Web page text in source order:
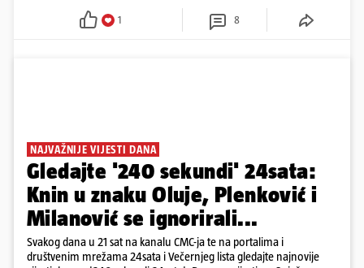
1 8
NAJVAŽNIJE VIJESTI DANA
Gledajte '240 sekundi' 24sata:
Knin u znaku Oluje, Plenković i
Milanović se ignorirali...
Svakog dana u 21 sat na kanalu CMC-ja te na portalima i
društvenim mrežama 24sata i Večernjeg lista gledajte najnovije